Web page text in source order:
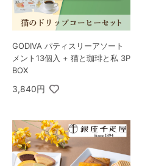
GODIVA パティスリーアソート
メント13個入 + 猫と珈琲と私 3P
BOX
3,840円